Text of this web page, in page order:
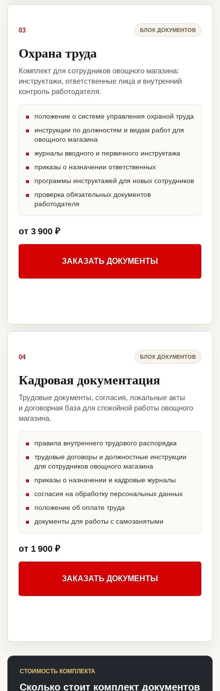
03 БЛОК ДОКУМЕНТОВ
Охрана труда
Комплект для сотрудников овощного магазина:
инструктажи, ответственные лица и внутренний
контроль работодателя.
положение о системе управления охраной труда
инструкции по должностям и видам работ для
овощного магазина
журналы вводного и первичного инструктажа
приказы о назначении ответственных
программы инструктажей для новых сотрудников
проверка обязательных документов
работодателя
от 3 900 ₽
ЗАКАЗАТЬ ДОКУМЕНТЫ
04 БЛОК ДОКУМЕНТОВ
Кадровая документация
Трудовые документы, согласия, локальные акты
и договорная база для спокойной работы овощного
магазина.
правила внутреннего трудового распорядка
трудовые договоры и должностные инструкции
для сотрудников овощного магазина
приказы о назначении и кадровые журналы
согласия на обработку персональных данных
положение об оплате труда
документы для работы с самозанятыми
от 1 900 ₽
ЗАКАЗАТЬ ДОКУМЕНТЫ
СТОИМОСТЬ КОМПЛЕКТА
Сколько стоит комплект документов